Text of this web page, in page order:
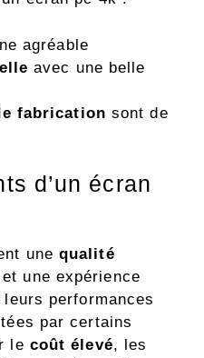
agréable
avec une belle
fabrication sont de
d’un écran
une qualité
une expérience
performances
par certains
le coût élevé, les